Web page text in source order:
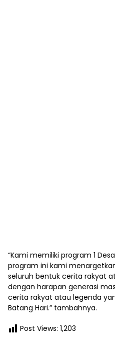
“Kami memiliki program 1
program ini kami
seluruh bentuk cerita rakyat
dengan harapan generasi
cerita rakyat atau legenda
Batang Hari.” tambahnya.
Post Views: 1,203